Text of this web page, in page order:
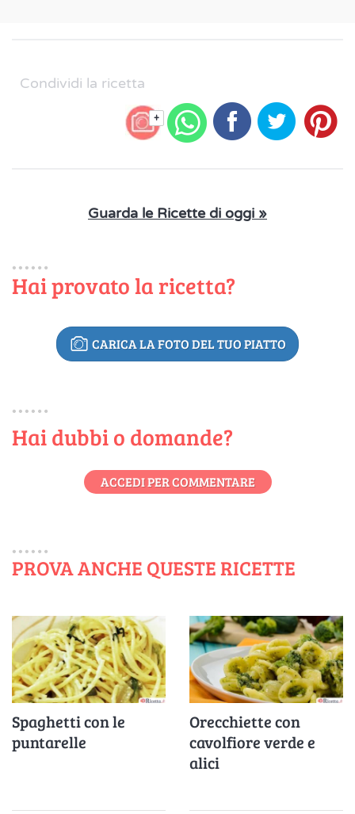
Condividi la ricetta
+
Guarda le Ricette di oggi »
Hai provato la ricetta?
CARICA LA FOTO DEL TUO PIATTO
Hai dubbi o domande?
ACCEDI PER COMMENTARE
PROVA ANCHE QUESTE RICETTE
Spaghetti con le
puntarelle
Orecchiette con
cavolfiore verde e
alici